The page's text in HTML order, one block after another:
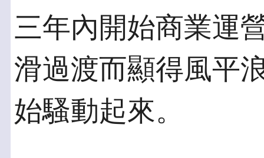
三年內開始商業運
滑過渡而顯得風平
始騷動起來。